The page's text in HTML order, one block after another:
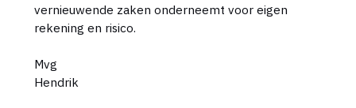
vernieuwende zaken onderneemt voor eigen
rekening en risico.
Mvg
Hendrik